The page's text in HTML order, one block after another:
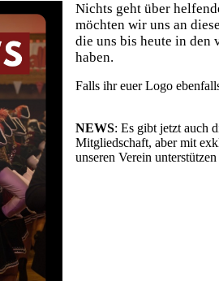
Nichts geht über
möchten wir uns an
die uns bis heute in den
haben.
Falls ihr euer Logo
NEWS: Es gibt jetzt auch
Mitgliedschaft, aber mit
unseren Verein